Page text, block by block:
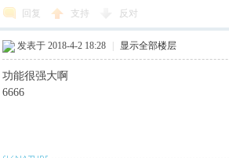
回复 支持 反对
发表于 2018-4-2 18:28 显示全部楼层
功能很强大啊
6666